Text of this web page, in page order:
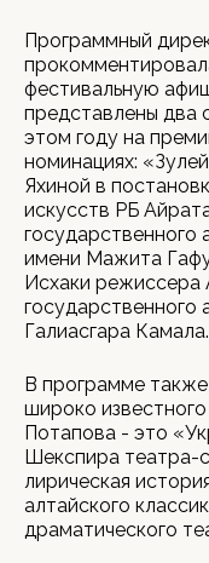
Программный
фестивальную
представлены два
этом году на
номинациях:
Яхиной в
искусств РБ
государственного
имени Мажита
Исхаки режиссера
государственного
Галиасгара Камала.
В программе также
широко
Потапова - это
Шекспира театра-
лирическая
алтайского
драматического